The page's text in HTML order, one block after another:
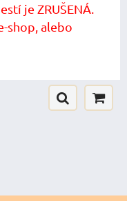
je ZRUŠENÁ.
shop, alebo